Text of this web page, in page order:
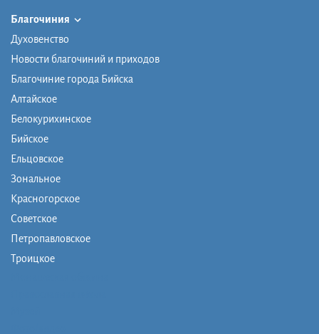
Благочиния
Духовенство
Новости благочиний и приходов
Благочиние города Бийска
Алтайское
Белокурихинское
Бийское
Ельцовское
Зональное
Красногорское
Советское
Петропавловское
Троицкое